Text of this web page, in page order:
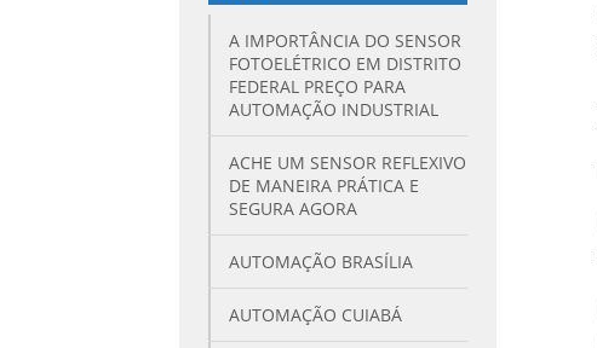
A IMPORTÂNCIA DO SENSOR
FOTOELÉTRICO EM DISTRITO
FEDERAL PREÇO PARA
AUTOMAÇÃO INDUSTRIAL
ACHE UM SENSOR REFLEXIVO
DE MANEIRA PRÁTICA E
SEGURA AGORA
AUTOMAÇÃO BRASÍLIA
AUTOMAÇÃO CUIABÁ